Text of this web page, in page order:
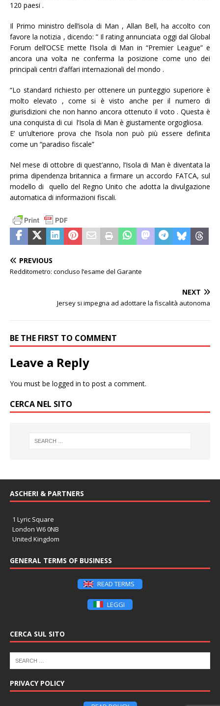
120 paesi .
Il Primo ministro dell’isola di Man , Allan Bell, ha accolto con
favore la notizia , dicendo: ” Il rating annunciata oggi dal Global
Forum dell’OCSE mette l’Isola di Man in “Premier League” e
ancora una volta ne conferma la posizione come uno dei
principali centri d’affari internazionali del mondo .
“Lo standard richiesto per ottenere un punteggio superiore è
molto elevato , come si è visto anche per il numero di
giurisdizioni che non hanno ancora ottenuto il voto . Questa è
una conquista di cui l’Isola di Man è giustamente orgogliosa.
E’ un’ulteriore prova che l’isola non può più essere definita
come un “paradiso fiscale”
Nel mese di ottobre di quest’anno, l’Isola di Man è diventata la
prima dipendenza britannica a firmare un accordo FATCA, sul
modello di quello del Regno Unito che adotta la divulgazione
automatica di informazioni fiscali.
PREVIOUS
Redditometro: concluso l’esame del Garante
NEXT
Jersey si impegna ad adottare la fiscalità autonoma
BE THE FIRST TO COMMENT
Leave a Reply
You must be logged in to post a comment.
CERCA NEL SITO
ASCHERI & PARTNERS
1 Lyric Square
London W6 0NB
United Kingdom
GENERAL TERMS OF BUSINESS
READ TERMS
LEGGI
CERCA SUL SITO
PRIVACY POLICY